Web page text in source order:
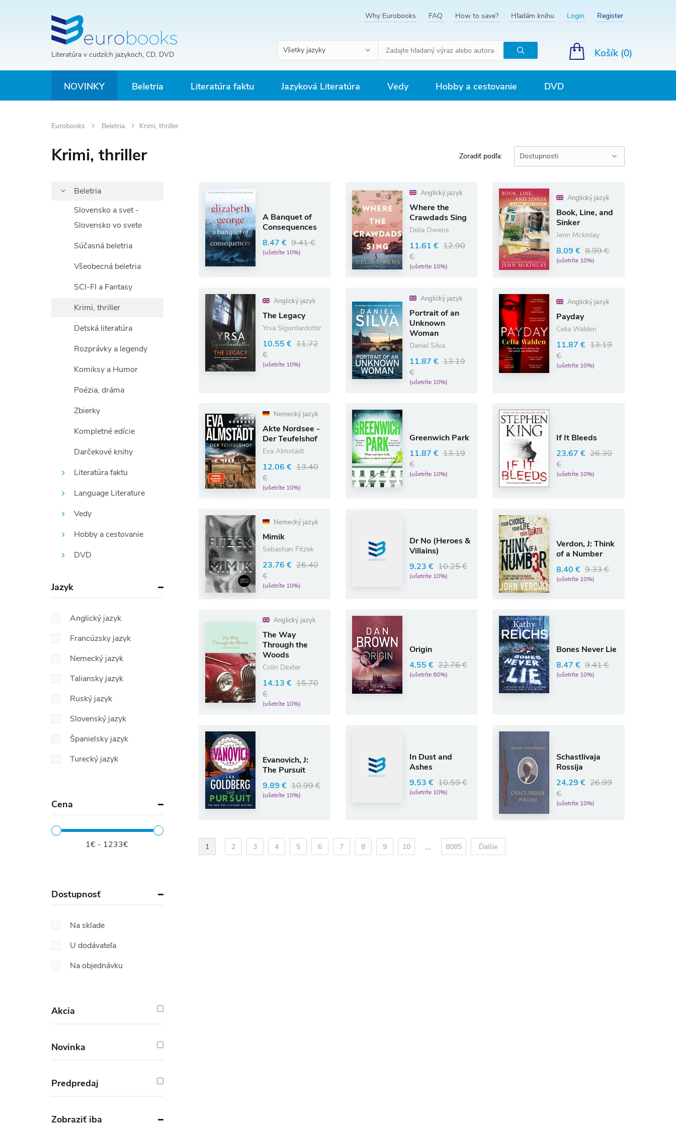
Literatúra v cudzích jazykoch, CD, DVD
Why Eurobooks FAQ How to save? Hľadám knihu Login Register
Všetky jazyky
Hľadať
Košík (0)
NOVINKY Beletria Literatúra faktu Jazyková Literatúra Vedy Hobby a cestovanie DVD
Eurobooks Beletria Krimi, thriller
Krimi, thriller Zoradiť podľa: Dostupnosti
Beletria
Slovensko a svet -
Slovensko vo svete
Súčasná beletria
Všeobecná beletria
SCI-FI a Fantasy
Krimi, thriller
Detská literatúra
Rozprávky a legendy
Komiksy a Humor
Poézia, dráma
Zbierky
Kompletné edície
Darčekové knihy
Literatúra faktu
Language Literature
Vedy
Hobby a cestovanie
DVD
Jazyk
Anglický jazyk
Francúzsky jazyk
Nemecký jazyk
Taliansky jazyk
Ruský jazyk
Slovenský jazyk
Španielsky jazyk
Turecký jazyk
Cena
1€ - 1233€
Dostupnosť
Na sklade
U dodávateľa
Na objednávku
Akcia
Novinka
Predpredaj
Zobraziť iba
A Banquet of
Consequences
8.47 € 9.41 €
(ušetríte 10%)
Anglický jazyk
Where the
Crawdads Sing
Delia Owens
11.61 € 12.90
€
(ušetríte 10%)
Anglický jazyk
Book, Line, and
Sinker
Jenn Mckinlay
8.09 € 8.99 €
(ušetríte 10%)
Anglický jazyk
The Legacy
Yrsa Sigurdardottir
10.55 € 11.72
€
(ušetríte 10%)
Anglický jazyk
Portrait of an
Unknown
Woman
Daniel Silva
11.87 € 13.19
€
(ušetríte 10%)
Anglický jazyk
Payday
Celia Walden
11.87 € 13.19
€
(ušetríte 10%)
Nemecký jazyk
Akte Nordsee -
Der Teufelshof
Eva Almstädt
12.06 € 13.40
€
(ušetríte 10%)
Greenwich Park
11.87 € 13.19
€
(ušetríte 10%)
If It Bleeds
23.67 € 26.30
€
(ušetríte 10%)
Nemecký jazyk
Mimik
Sebastian Fitzek
23.76 € 26.40
€
(ušetríte 10%)
Dr No (Heroes &
Villains)
9.23 € 10.25 €
(ušetríte 10%)
Verdon, J: Think
of a Number
8.40 € 9.33 €
(ušetríte 10%)
Anglický jazyk
The Way
Through the
Woods
Colin Dexter
14.13 € 15.70
€
(ušetríte 10%)
Origin
4.55 € 22.76 €
(ušetríte 80%)
Bones Never Lie
8.47 € 9.41 €
(ušetríte 10%)
Evanovich, J:
The Pursuit
9.89 € 10.99 €
(ušetríte 10%)
In Dust and
Ashes
9.53 € 10.59 €
(ušetríte 10%)
Schastlivaja
Rossija
24.29 € 26.99
€
(ušetríte 10%)
1 2 3 4 5 6 7 8 9 10 ... 8085 Ďalšie